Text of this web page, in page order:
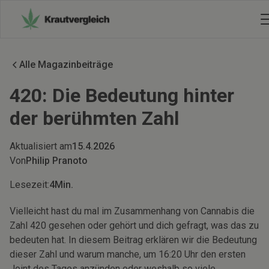
Alle Magazinbeiträge
420: Die Bedeutung hinter
der berühmten Zahl
Aktualisiert am15.4.2026
VonPhilip Pranoto
Lesezeit:4Min.
Vielleicht hast du mal im Zusammenhang von Cannabis die
Zahl 420 gesehen oder gehört und dich gefragt, was das zu
bedeuten hat. In diesem Beitrag erklären wir die Bedeutung
dieser Zahl und warum manche, um 16:20 Uhr den ersten